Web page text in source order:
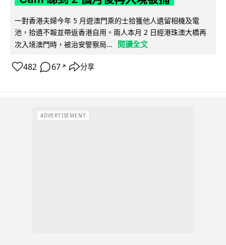
一對香港夫婦今年 5 月遊澳門乘的士拾獲他人遺留相機及電
池，拾遺不報並帶返香港自用。兩人本月 2 日經港珠澳大橋再
次入境澳門時，被治安警察局...
閱讀全文
482 67 ↗ 分享
ADVERTISEMENT